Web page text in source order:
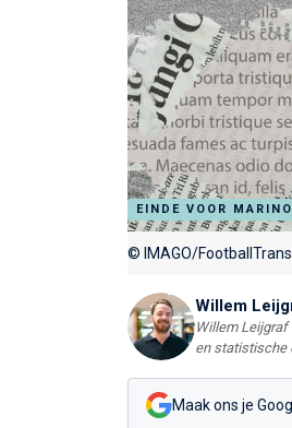
EINDE VOOR
© IMAGO/
Willem
Willem
en statistische
Maak ons je